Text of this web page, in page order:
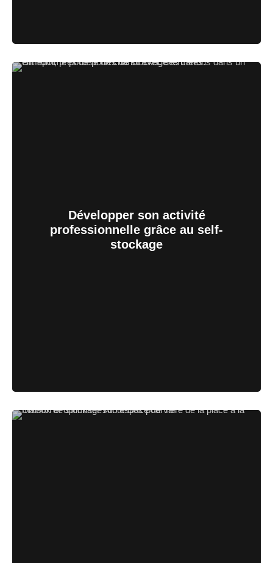
Développer son activité
professionnelle grâce au self-
stockage